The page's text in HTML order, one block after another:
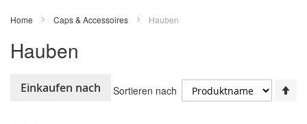
Home Caps & Accessoires Hauben
Hauben
Sortieren nach
Einkaufen nach